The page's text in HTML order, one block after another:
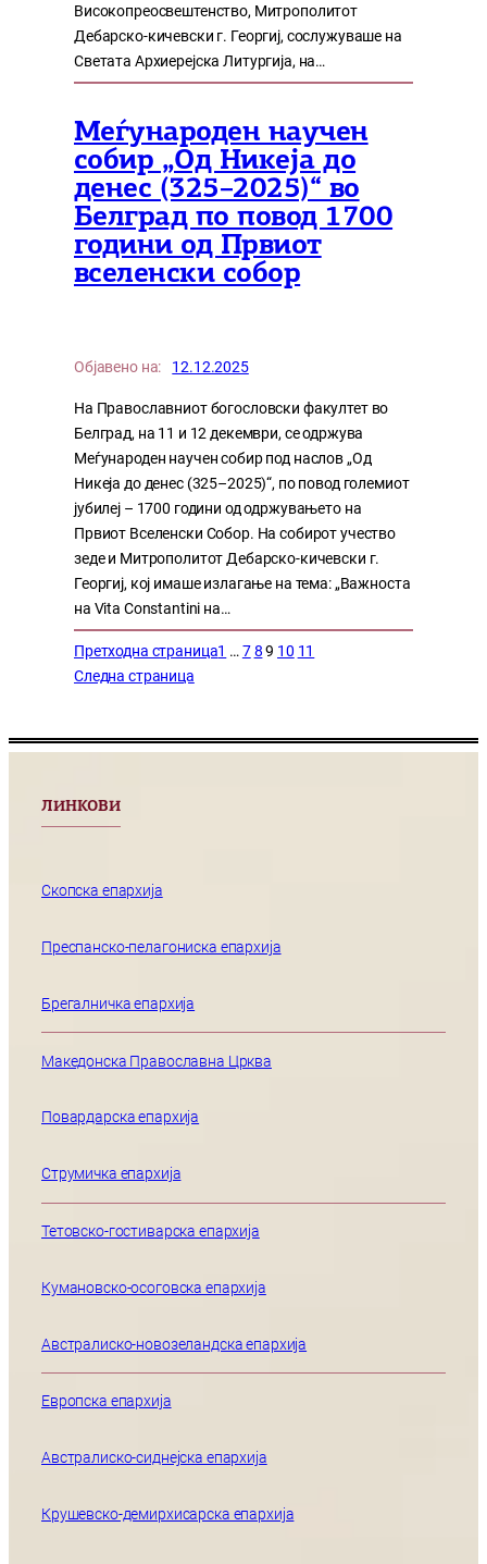
Високопреосвештенство, Митрополитот
Дебарско-кичевски г. Георгиј, сослужуваше на
Светата Архиерејска Литургија, на…
Меѓународен научен
собир „Од Никеја до
денес (325–2025)“ во
Белград по повод 1700
години од Првиот
вселенски собор
Објавено на: 12.12.2025
На Православниот богословски факултет во
Белград, на 11 и 12 декември, се одржува
Меѓународен научен собир под наслов „Од
Никеја до денес (325–2025)“, по повод големиот
јубилеј – 1700 години од одржувањето на
Првиот Вселенски Собор. На собирот учество
зеде и Митрополитот Дебарско-кичевски г.
Георгиј, кој имаше излагање на тема: „Важноста
на Vita Constantini на…
Претходна страница1 …789 10 11
Следна страница
ЛИНКОВИ
Скопска епархија
Преспанско-пелагониска епархија
Брегалничка епархија
Македонска Православна Црква
Повардарска епархија
Струмичка епархија
Тетовско-гостиварска епархија
Кумановско-осоговска епархија
Австралиско-новозеландска епархија
Европска епархија
Австралиско-сиднејска епархија
Крушевско-демирхисарска епархија